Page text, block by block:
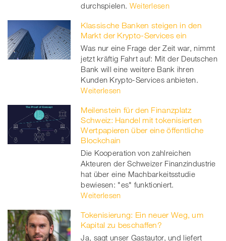
durchspielen. Weiterlesen
Klassische Banken steigen in den
Markt der Krypto-Services ein
Was nur eine Frage der Zeit war, nimmt
jetzt kräftig Fahrt auf: Mit der Deutschen
Bank will eine weitere Bank ihren
Kunden Krypto-Services anbieten.
Weiterlesen
Meilenstein für den Finanzplatz
Schweiz: Handel mit tokenisierten
Wertpapieren über eine öffentliche
Blockchain
Die Kooperation von zahlreichen
Akteuren der Schweizer Finanzindustrie
hat über eine Machbarkeitsstudie
bewiesen: "es" funktioniert.
Weiterlesen
Tokenisierung: Ein neuer Weg, um
Kapital zu beschaffen?
Ja, sagt unser Gastautor, und liefert